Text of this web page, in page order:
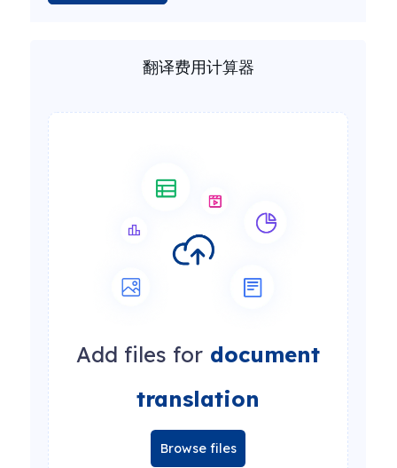
翻译费用计算器
Add files for document
translation
Browse files